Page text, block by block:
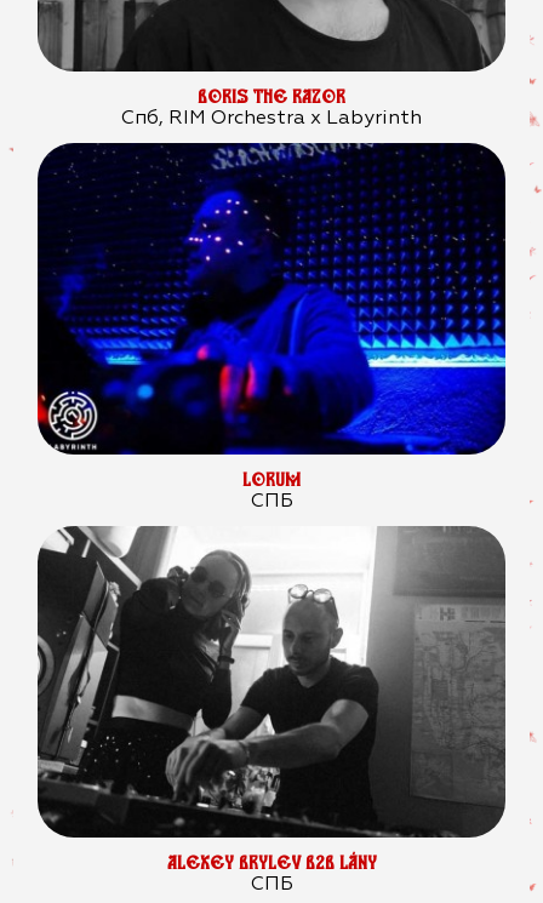
BORIS THE RAZOR
Спб, RIM Orchestra x Labyrinth
LORUM
СПБ
ALEXEY BRYLEV B2B LÁNY
СПБ